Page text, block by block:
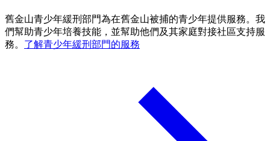
舊金山青少年緩刑部門為在舊金山被捕的青少年提供服務。我
們幫助青少年培養技能，並幫助他們及其家庭對接社區支持服
務。 了解青少年緩刑部門的服務